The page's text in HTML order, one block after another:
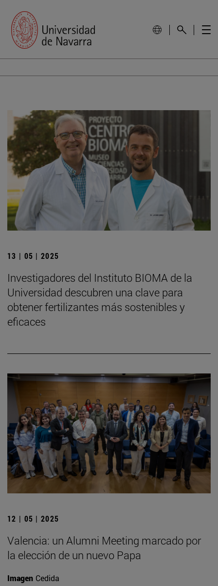
13 | 05 | 2025
Investigadores del Instituto BIOMA de la
Universidad descubren una clave para
obtener fertilizantes más sostenibles y
eficaces
12 | 05 | 2025
Valencia: un Alumni Meeting marcado por
la elección de un nuevo Papa
Imagen Cedida